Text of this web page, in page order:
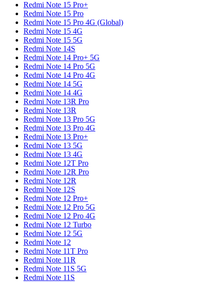
Redmi Note 15 Pro+
Redmi Note 15 Pro
Redmi Note 15 Pro 4G (Global)
Redmi Note 15 4G
Redmi Note 15 5G
Redmi Note 14S
Redmi Note 14 Pro+ 5G
Redmi Note 14 Pro 5G
Redmi Note 14 Pro 4G
Redmi Note 14 5G
Redmi Note 14 4G
Redmi Note 13R Pro
Redmi Note 13R
Redmi Note 13 Pro 5G
Redmi Note 13 Pro 4G
Redmi Note 13 Pro+
Redmi Note 13 5G
Redmi Note 13 4G
Redmi Note 12T Pro
Redmi Note 12R Pro
Redmi Note 12R
Redmi Note 12S
Redmi Note 12 Pro+
Redmi Note 12 Pro 5G
Redmi Note 12 Pro 4G
Redmi Note 12 Turbo
Redmi Note 12 5G
Redmi Note 12
Redmi Note 11T Pro
Redmi Note 11R
Redmi Note 11S 5G
Redmi Note 11S